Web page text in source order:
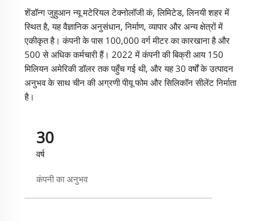
शेंडॉन्ग जुहुआन न्यू मटेरियल टेक्नोलॉजी कं, लिमिटेड, लिनयी शहर में
स्थित है, यह वैज्ञानिक अनुसंधान, निर्माण, व्यापार और अन्य क्षेत्रों में
एकीकृत है। कंपनी के पास 100,000 वर्ग मीटर का कारखाना है और
500 से अधिक कर्मचारी हैं। 2022 में कंपनी की बिक्री आय 150
मिलियन अमेरिकी डॉलर तक पहुँच गई थी, और यह 30 वर्षों के उत्पादन
अनुभव के साथ चीन की अग्रणी पीयू फोम और सिलिकॉन सीलेंट निर्माता
है।
30
वर्ष
कंपनी का अनुभव